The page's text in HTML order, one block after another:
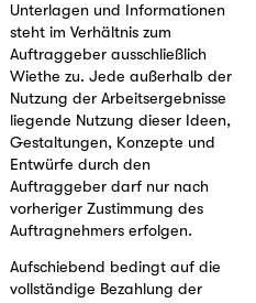
Unterlagen und Informationen
steht im Verhältnis zum
Auftraggeber ausschließlich
Wiethe zu. Jede außerhalb der
Nutzung der Arbeitsergebnisse
liegende Nutzung dieser Ideen,
Gestaltungen, Konzepte und
Entwürfe durch den
Auftraggeber darf nur nach
vorheriger Zustimmung des
Auftragnehmers erfolgen.
Aufschiebend bedingt auf die
vollständige Bezahlung der